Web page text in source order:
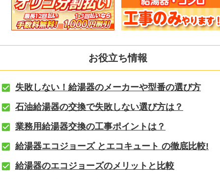
お役立ち情報
失敗しない！給湯器のメーカーや型番の選び方
石油給湯器の交換で失敗しない選び方は？
業務用給湯器交換の工事ポイントは？
給湯器エコジョーズ とエコキュート の徹底比較!
給湯器のエコジョーズのメリットと比較